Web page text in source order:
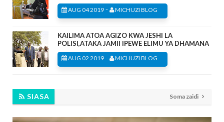
AUG 04 2019 - MICHUZI BLOG
KAILIMA ATOA AGIZO KWA JESHI LA
POLISI,ATAKA JAMII IPEWE ELIMU YA DHAMANA
AUG 02 2019 - MICHUZI BLOG
SIASA Soma zaidi